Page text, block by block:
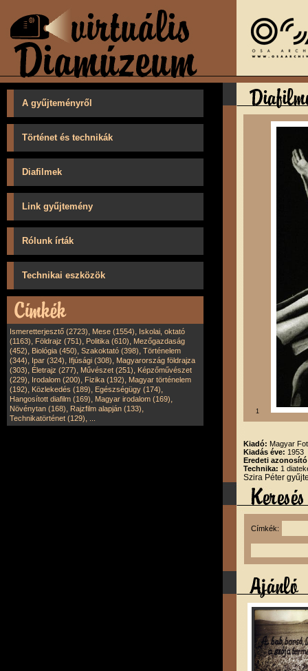
A gyűjteményről
Történet és technikák
Diafilmek
Link gyűjtemény
Rólunk írták
Technikai eszközök
Ismeretterjesztő (2723), Mese (1554), Iskolai, oktató
(1163), Földrajz (751), Politika (610), Mezőgazdaság
(452), Biológia (450), Szakoktató (398), Történelem
(344), Ipar (324), Ifjúsági (308), Magyarország földrajza
(303), Életrajz (277), Művészet (251), Képzőművészet
(229), Irodalom (200), Fizika (192), Magyar történelem
(192), Közlekedés (189), Egészségügy (174),
Hangosított diafilm (169), Magyar irodalom (169),
Növénytan (168), Rajzfilm alapján (133),
Technikatörténet (129),
1
Kiadó: Magyar
Kiadás éve: 1953
Eredeti
Technika: 1
Szira Péter
Címkék: